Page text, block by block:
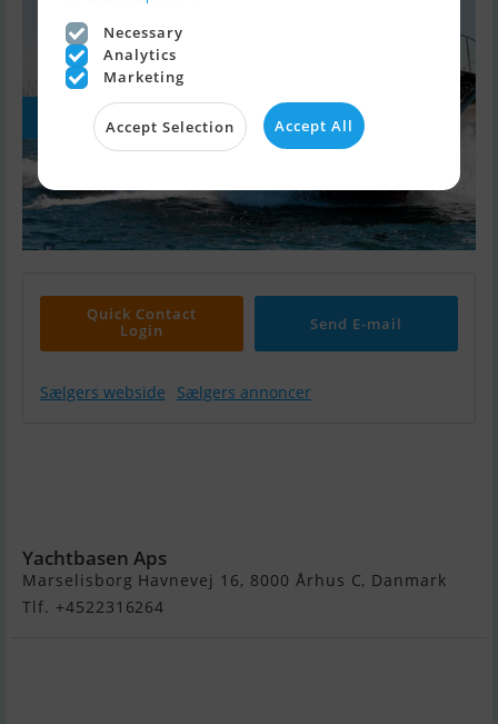
Flere foto
Quick Contact
Login
Send E-mail
Sælgers webside Sælgers annoncer
Yachtbasen Aps
Marselisborg Havnevej 16, 8000 Århus C, Danmark
Tlf. +4522316264
Necessary
Analytics
Marketing
Accept Selection Accept All